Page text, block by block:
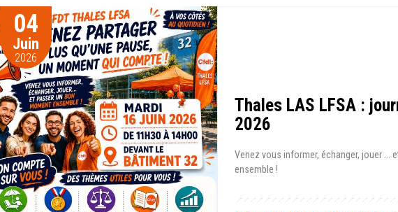
04
Juin
2026
Thales LAS LFSA :
2026
Venez vous informer, échanger, jouer ...
ensemble !